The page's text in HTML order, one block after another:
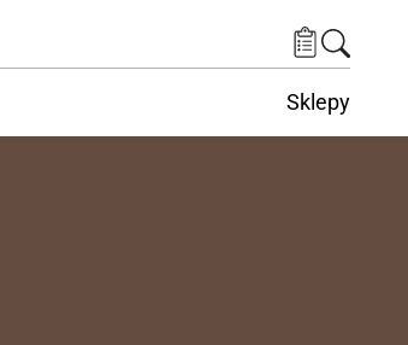
Sklepy